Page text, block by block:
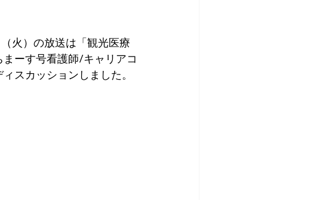
火）の放送は「観光医療
ーす号看護師/キャリアコ
スカッションしました。